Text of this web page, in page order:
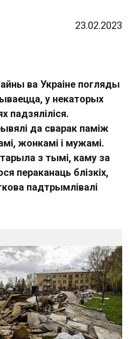
23.02.2023
ва Украіне погляды
у некаторых
падзяліліся.
да сварак паміж
жонкамі і мужамі.
з тымі, каму за
пераканаць блізкіх,
падтрымлівалі